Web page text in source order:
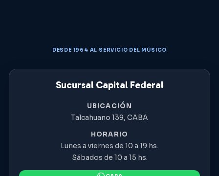
DESDE 1964 AL SERVICIO DEL MÚSICO
Sucursal Capital Federal
UBICACIÓN
Talcahuano 139, CABA
HORARIO
Lunes a viernes de 10 a 19 hs.
Sábados de 10 a 15 hs.